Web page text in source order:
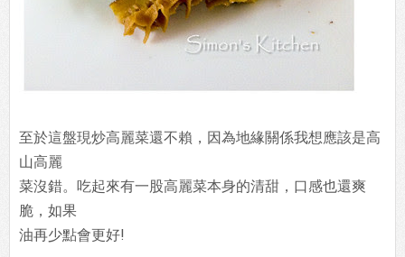
至於這盤現炒高麗菜還不賴，因為地緣關係我想應該是高
山高麗
菜沒錯。吃起來有一股高麗菜本身的清甜，口感也還爽
脆，如果
油再少點會更好!